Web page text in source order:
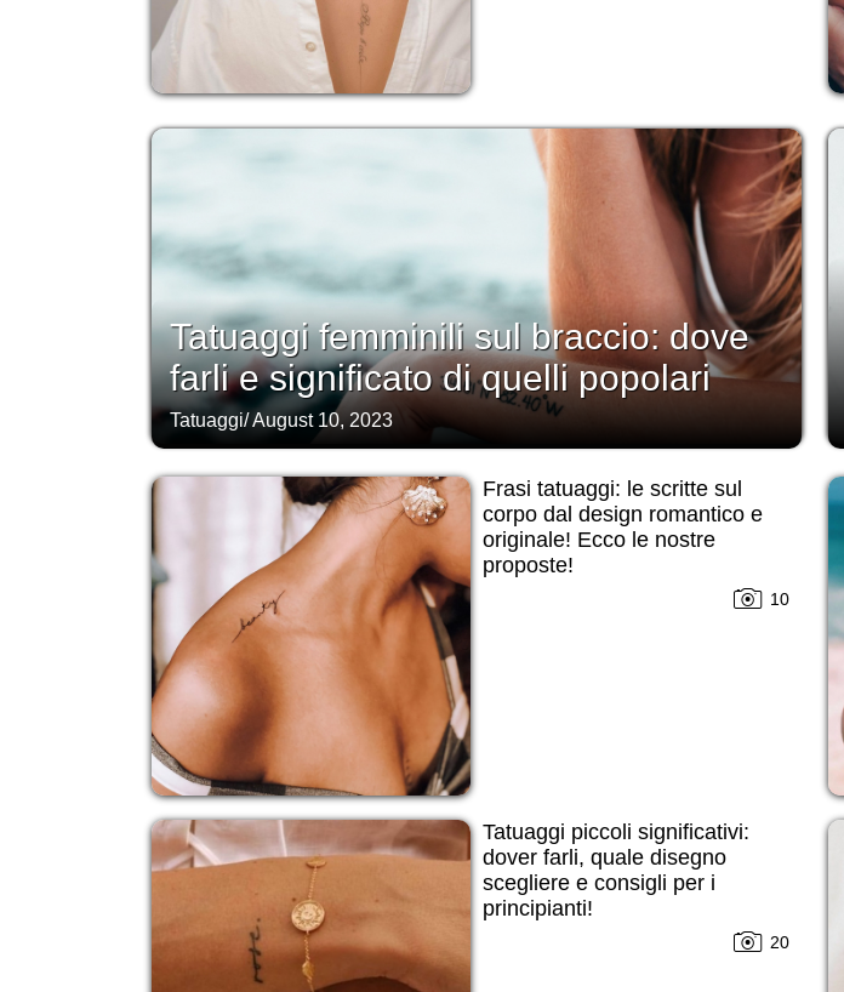
Tatuaggi femminili sul braccio: dove
farli e significato di quelli popolari
Tatuaggi/August 10, 2023
Frasi tatuaggi: le scritte sul
corpo dal design romantico e
originale! Ecco le nostre
proposte!
10
Tatuaggi piccoli significativi:
dover farli, quale disegno
scegliere e consigli per i
principianti!
20